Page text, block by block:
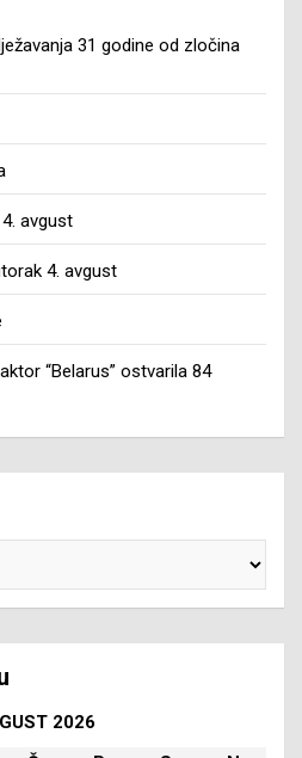
31 godine od zločina
avgust
4. avgust
“Belarus” ostvarila 84
2026